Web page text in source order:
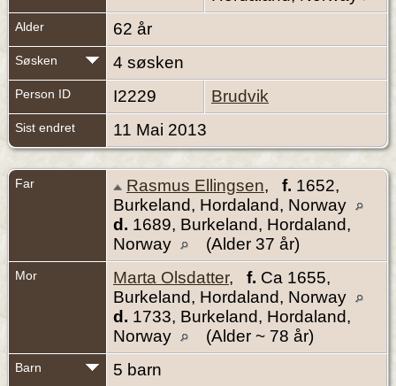
Alder 62 år
Søsken 4 søsken
Person ID I2229 Brudvik
Sist endret 11 Mai 2013
Far Rasmus Ellingsen, f. 1652,
Burkeland, Hordaland, Norway
d. 1689, Burkeland, Hordaland,
Norway
(Alder 37 år)
Mor Marta Olsdatter, f. Ca 1655,
Burkeland, Hordaland, Norway
d. 1733, Burkeland, Hordaland,
Norway
(Alder ~ 78 år)
Barn 5 barn